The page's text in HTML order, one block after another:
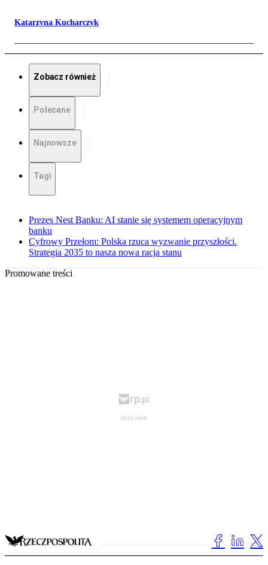
Katarzyna Kucharczyk
Zobacz również
Polecane
Najnowsze
Tagi
Prezes Nest Banku: AI stanie się systemem operacyjnym
banku
Cyfrowy Przełom: Polska rzuca wyzwanie przyszłości.
Strategia 2035 to nasza nowa racja stanu
Promowane treści